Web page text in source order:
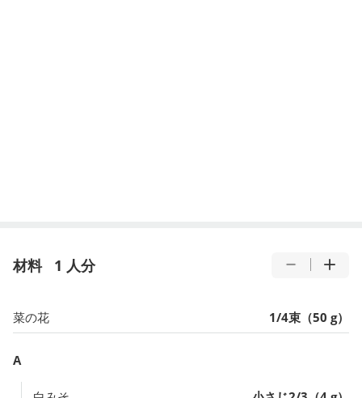
材料 1 人分
菜の花 1/4束（50 g）
A